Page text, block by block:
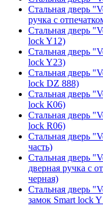
Стальная дверь
ручка с
Стальная дверь
lock Y12)
Стальная дверь
lock Y23)
Стальная дверь
lock DZ 888)
Стальная дверь
lock К06)
Стальная дверь
lock R06)
Стальная дверь
часть)
Стальная дверь
дверная ручка с
черная)
Стальная дверь
замок Smart lock